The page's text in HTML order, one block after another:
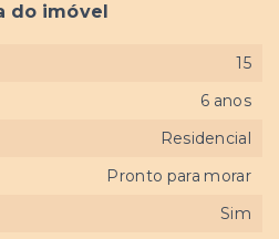
do imóvel
15
6 anos
Residencial
Pronto para morar
Sim